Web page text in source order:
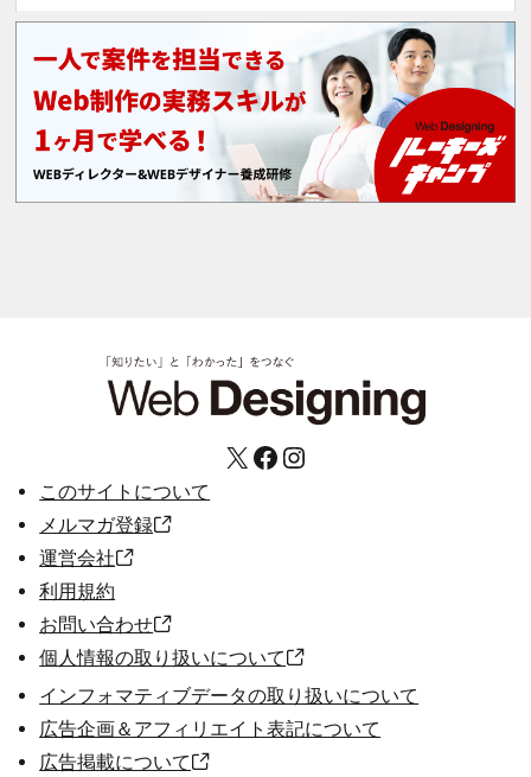
X Facebook Instagram
このサイトについて
メルマガ登録
運営会社
利用規約
お問い合わせ
個人情報の取り扱いについて
インフォマティブデータの取り扱いについて
広告企画＆アフィリエイト表記について
広告掲載について